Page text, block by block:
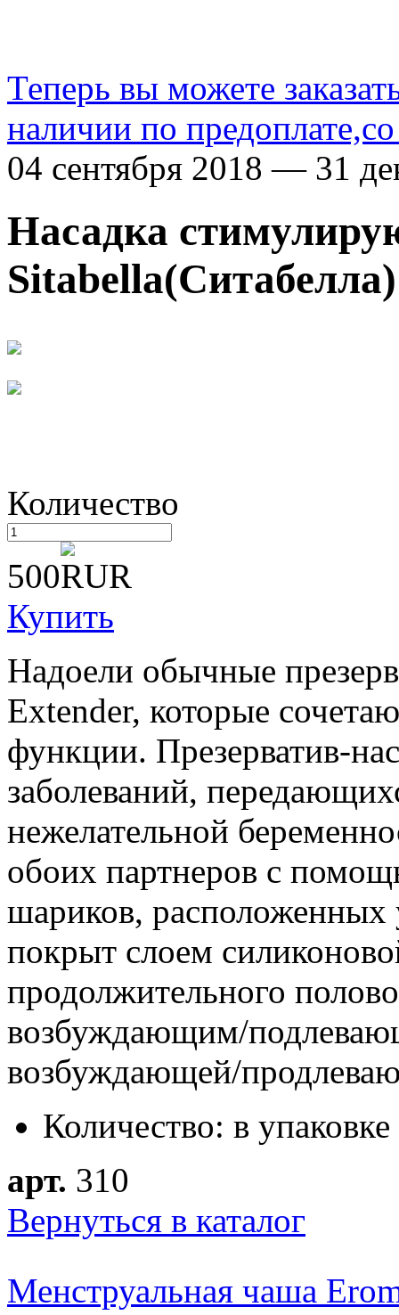
Теперь вы можете
наличии по
04 сентября 2018 — 31
Насадка
Количество
500
Купить
Надоели обычные
Extender, которые
функции. Презерватив-
заболеваний,
нежелательной
обоих партнеров с
шариков, расположенных
покрыт слоем
продолжительного
возбуждающим/
возбуждающей/
Количество: в
арт. 310
Вернуться в каталог
Менструальная чаша